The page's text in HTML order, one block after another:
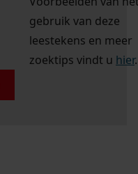
gebruik van deze
leestekens en meer
zoektips vindt u hier.